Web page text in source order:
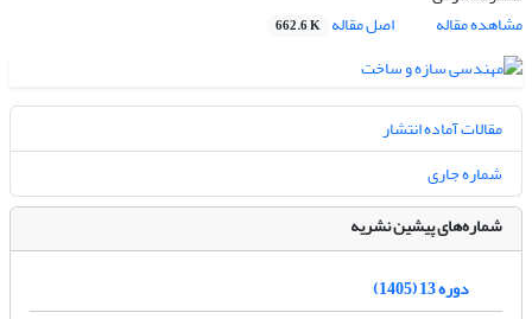
مشاهده مقاله
اصل مقاله 662.6 K
مقالات آماده انتشار
شماره جاری
شماره‌های پیشین نشریه
دوره 13 (1405)